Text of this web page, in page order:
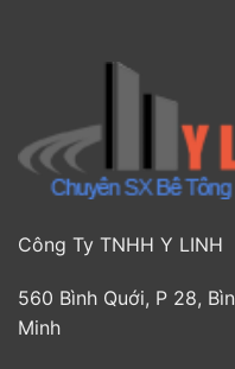
Công Ty TNHH Y LINH
560 Bình Quới, P 28,
Minh